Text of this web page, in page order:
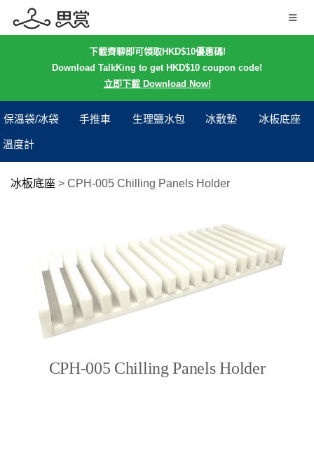
下載齊聊即可領取HKD$10優惠碼!
Download TalkKing to get HKD$10 coupon code!
立即下載 Download Now!
保溫袋/冰袋 手推車 生理鹽水包 冰敷墊 冰板底座
溫度計
冰板底座 > CPH-005 Chilling Panels Holder
CPH-005 Chilling Panels Holder